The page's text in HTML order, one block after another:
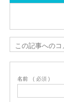
この記事へのコ
名前 ( 必須 )